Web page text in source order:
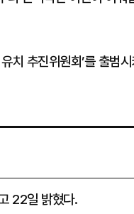
치 추진위원회’를 출범
22일 밝혔다.